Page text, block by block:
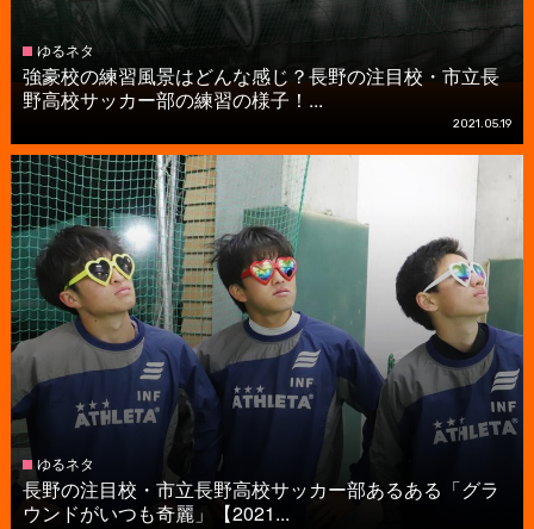
ゆるネタ
強豪校の練習風景はどんな感じ？長野の注目校・市立長
野高校サッカー部の練習の様子！...
2021.05.19
ゆるネタ
長野の注目校・市立長野高校サッカー部あるある「グラ
ウンドがいつも奇麗」【2021...